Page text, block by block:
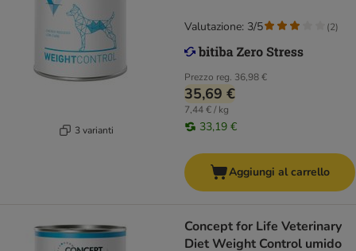
3 varianti
Prezzo reg. 36,98 €
35,69 €
7,44 € / kg
33,19 €
Valutazione: 3/5 (2)
Aggiungi al carrello
Concept for Life Veterinary
Diet Weight Control umido